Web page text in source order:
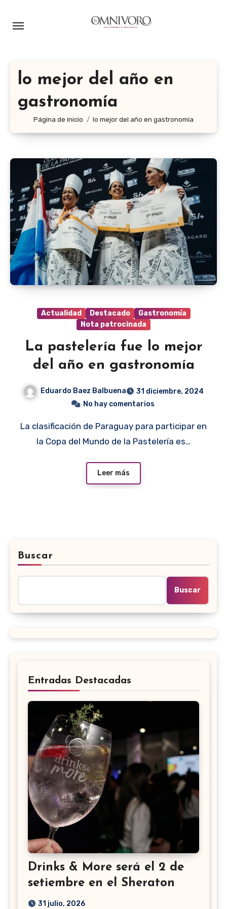
lo mejor del año en
gastronomía
Página de inicio lo mejor del año en gastronomía
Actualidad Destacado
Gastronomía
Nota patrocinada
La pastelería fue lo mejor
del año en gastronomía
Eduardo Baez Balbuena
31 diciembre, 2024
No hay comentarios
La clasificación de Paraguay para participar en
la Copa del Mundo de la Pastelería es…
Leer más
Buscar
Buscar
Entradas Destacadas
Drinks & More será el 2 de
setiembre en el Sheraton
31 julio, 2026